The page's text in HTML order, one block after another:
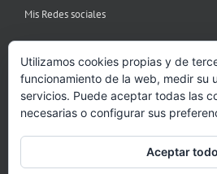
Mis Redes sociales
Utilizamos cookies propias y de
funcionamiento de la web, medir su
servicios. Puede aceptar todas las
necesarias o configurar sus
Aceptar todo